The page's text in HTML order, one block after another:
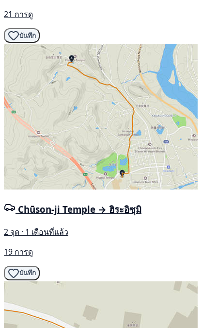
21 การดู
บันทึก
Chūson-ji Temple → ฮิระอิซุมิ
2 จุด · 1 เดือนที่แล้ว
19 การดู
บันทึก